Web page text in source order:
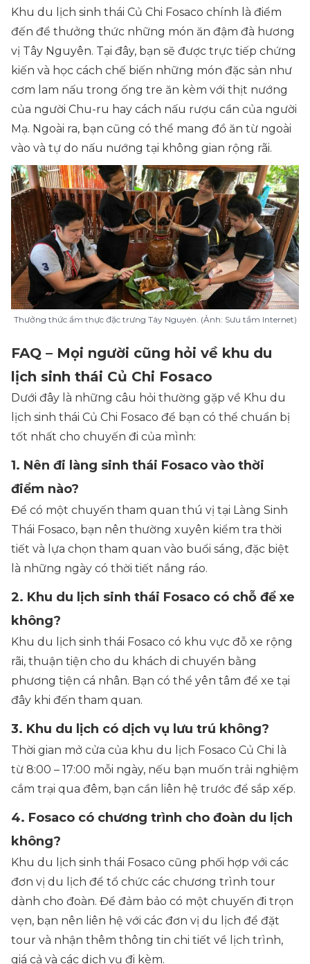
Khu du lịch sinh thái Củ Chi Fosaco​ chính là điểm
đến để thưởng thức những món ăn đậm đà hương
vị Tây Nguyên. Tại đây, bạn sẽ được trực tiếp chứng
kiến và học cách chế biến những món đặc sản như
cơm lam nấu trong ống tre ăn kèm với thịt nướng
của người Chu-ru hay cách nấu rượu cần của người
Mạ. Ngoài ra, bạn cũng có thể mang đồ ăn từ ngoài
vào và tự do nấu nướng tại không gian rộng rãi.
Thưởng thức ẩm thực đặc trưng Tây Nguyên. (Ảnh: Sưu tầm Internet)
FAQ – Mọi người cũng hỏi về khu du
lịch sinh thái Củ Chi Fosaco
Dưới đây là những câu hỏi thường gặp về Khu du
lịch sinh thái Củ Chi Fosaco để bạn có thể chuẩn bị
tốt nhất cho chuyến đi của mình:
1. Nên đi làng sinh thái Fosaco vào thời
điểm nào?
Để có một chuyến tham quan thú vị tại Làng Sinh
Thái Fosaco, bạn nên thường xuyên kiểm tra thời
tiết và lựa chọn tham quan vào buổi sáng, đặc biệt
là những ngày có thời tiết nắng ráo.
2. Khu du lịch sinh thái Fosaco có chỗ để xe
không?
Khu du lịch sinh thái Fosaco có khu vực đỗ xe rộng
rãi, thuận tiện cho du khách di chuyển bằng
phương tiện cá nhân. Bạn có thể yên tâm để xe tại
đây khi đến tham quan.
3. Khu du lịch có dịch vụ lưu trú không?
Thời gian mở cửa của khu du lịch Fosaco Củ Chi là
từ 8:00 – 17:00 mỗi ngày, nếu bạn muốn trải nghiệm
cắm trại qua đêm, bạn cần liên hệ trước để sắp xếp.
4. Fosaco có chương trình cho đoàn du lịch
không?
Khu du lịch sinh thái Fosaco cũng phối hợp với các
đơn vị du lịch để tổ chức các chương trình tour
dành cho đoàn. Để đảm bảo có một chuyến đi trọn
vẹn, bạn nên liên hệ với các đơn vị du lịch để đặt
tour và nhận thêm thông tin chi tiết về lịch trình,
giá cả và các dịch vụ đi kèm.